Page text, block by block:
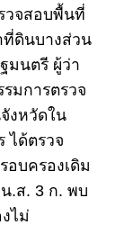
วจสอบพื้นที่
ที่ดินบางส่วน
มนตรี ผู้ว่า
มการตรวจ
งหวัดใน
ได้ตรวจ
อบครองเดิม
.ส. 3 ก. พบ
ไม่